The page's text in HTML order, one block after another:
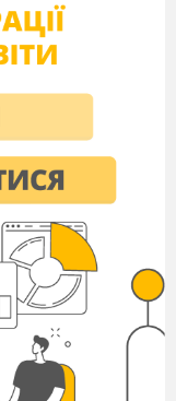
which are
of you is a